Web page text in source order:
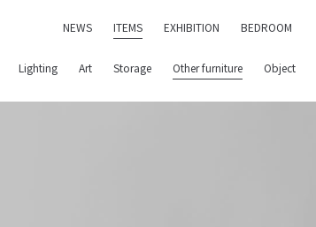
NEWS ITEMS EXHIBITION BEDROOM
Lighting Art Storage Other furniture Object